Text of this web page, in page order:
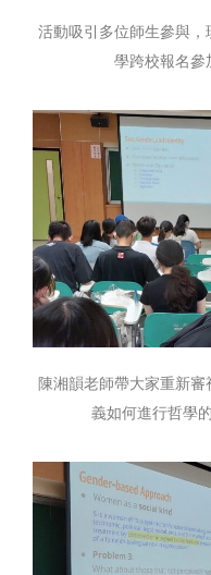
活動吸引多位師生參與
學跨校報名參
陳湘韻老師帶大家重新
義如何進行哲學